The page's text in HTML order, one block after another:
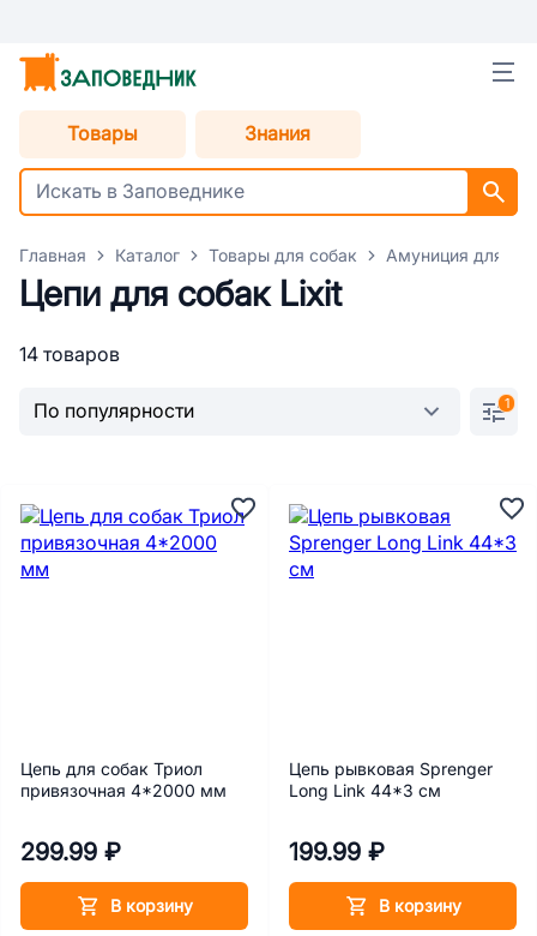
Товары Знания
Главная Каталог Товары для собак Амуниция для
Цепи для собак Lixit
14 товаров
1
Цепь для собак Триол
привязочная 4*2000 мм
299.99 ₽
В корзину
Цепь рывковая Sprenger
Long Link 44*3 см
199.99 ₽
В корзину